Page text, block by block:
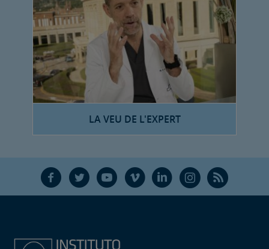
LA VEU DE L'EXPERT
F T Y V L Ñ R